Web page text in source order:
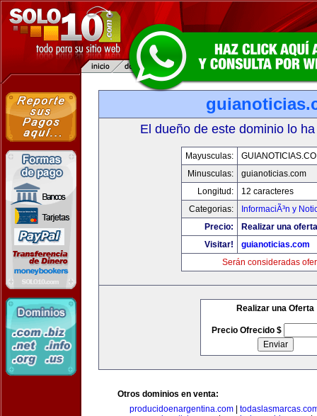
El dueño de este dominio lo
Mayusculas:
Minusculas:
guianoticias.com
Longitud:
12 caracteres
Categorias:
InformaciÃ³n y
Precio:
Realizar una
Visitar!
guianoticias.com
Serán consideradas
Realizar una Oferta
Precio Ofrecido $
Otros dominios en venta:
producidoenargentina.com|